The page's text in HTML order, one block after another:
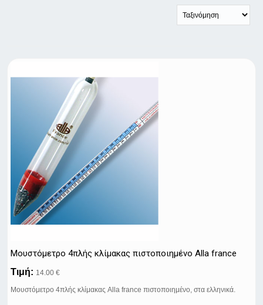
Μουστόμετρο 4πλής κλίμακας πιστοποιημένο Alla france
Τιμή: 14.00 €
Μουστόμετρο 4πλής κλίμακας Alla france πιστοποιημένο, στα ελληνικά.